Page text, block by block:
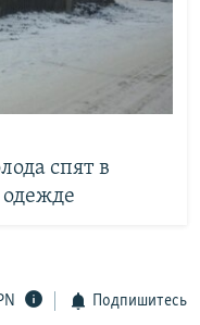
спят в
одежде
Подпишитесь